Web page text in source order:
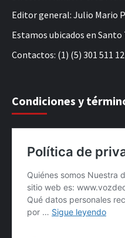
Editor general: Julio Mario
Estamos ubicados en
Contactos: (1) (5) 301 511
Condiciones y